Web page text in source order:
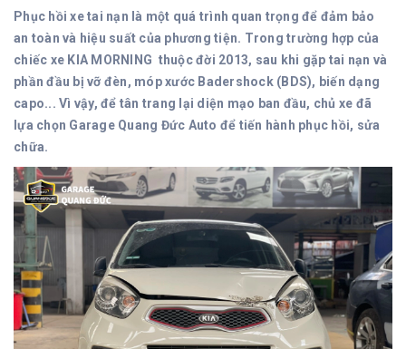
Phục hồi xe tai nạn là một quá trình quan trọng để đảm bảo
an toàn và hiệu suất của phương tiện. Trong trường hợp của
chiếc xe KIA MORNING thuộc đời 2013, sau khi gặp tai nạn và
phần đầu bị vỡ đèn, móp xước Badershock (BDS), biến dạng
capo... Vì vậy, để tân trang lại diện mạo ban đầu, chủ xe đã
lựa chọn Garage Quang Đức Auto để tiến hành phục hồi, sửa
chữa.